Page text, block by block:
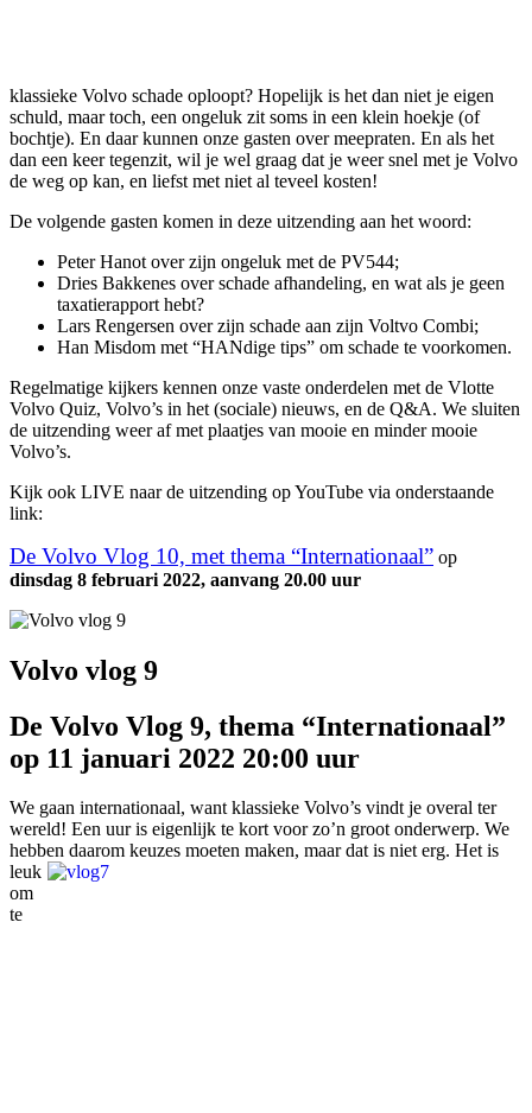
klassieke Volvo schade oploopt? Hopelijk is het dan niet je eigen
schuld, maar toch, een ongeluk zit soms in een klein hoekje (of
bochtje). En daar kunnen onze gasten over meepraten. En als het
dan een keer tegenzit, wil je wel graag dat je weer snel met je Volvo
de weg op kan, en liefst met niet al teveel kosten!
De volgende gasten komen in deze uitzending aan het woord:
Peter Hanot over zijn ongeluk met de PV544;
Dries Bakkenes over schade afhandeling, en wat als je geen
taxatierapport hebt?
Lars Rengersen over zijn schade aan zijn Voltvo Combi;
Han Misdom met “HANdige tips” om schade te voorkomen.
Regelmatige kijkers kennen onze vaste onderdelen met de Vlotte
Volvo Quiz, Volvo’s in het (sociale) nieuws, en de Q&A. We sluiten
de uitzending weer af met plaatjes van mooie en minder mooie
Volvo’s.
Kijk ook LIVE naar de uitzending op YouTube via onderstaande
link:
De Volvo Vlog 10, met thema “Internationaal” op
dinsdag 8 februari 2022, aanvang 20.00 uur
Volvo vlog 9
De Volvo Vlog 9, thema “Internationaal”
op 11 januari 2022 20:00 uur
We gaan internationaal, want klassieke Volvo’s vindt je overal ter
wereld! Een uur is eigenlijk te kort voor zo’n groot onderwerp. We
hebben daarom keuzes moeten maken, maar dat is niet erg. Het is
leuk
om
te